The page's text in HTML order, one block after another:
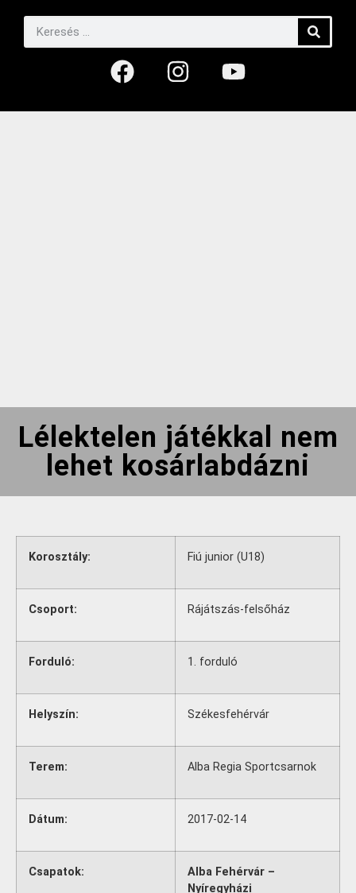
Lélektelen játékkal nem
lehet kosárlabdázni
Korosztály: Fiú junior (U18)
Csoport: Rájátszás-felsőház
Forduló: 1. forduló
Helyszín: Székesfehérvár
Terem: Alba Regia Sportcsarnok
Dátum: 2017-02-14
Csapatok:
Alba Fehérvár –
Nyíregyházi